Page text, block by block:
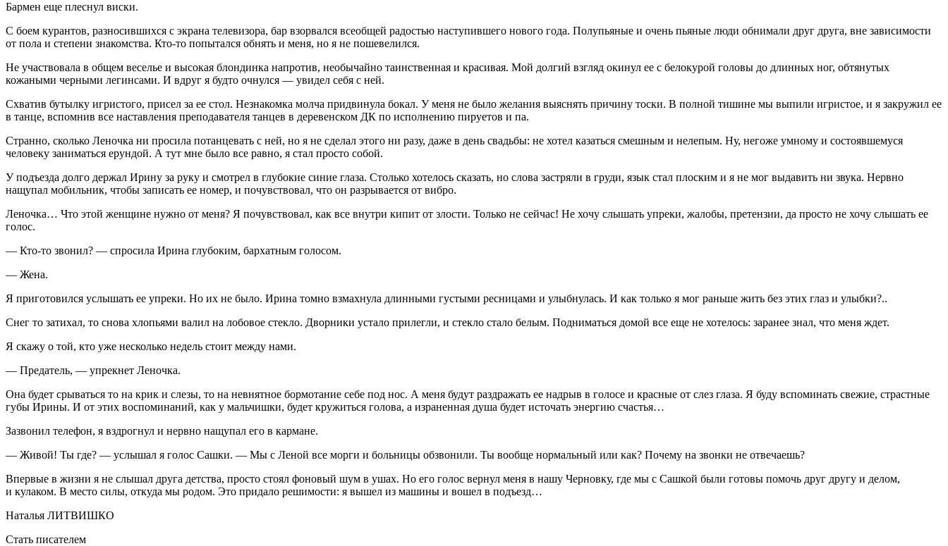
Бармен еще плеснул виски.
С боем курантов, разносившихся с экрана телевизора, бар взорвался всеобщей радостью наступившего нового года. Полупьяные и очень пьяные люди обнимали друг друга, вне зависимости
от пола и степени знакомства. Кто-то попытался обнять и меня, но я не пошевелился.
Не участвовала в общем веселье и высокая блондинка напротив, необычайно таинственная и красивая. Мой долгий взгляд окинул ее с белокурой головы до длинных ног, обтянутых
кожаными черными легинсами. И вдруг я будто очнулся — увидел себя с ней.
Схватив бутылку игристого, присел за ее стол. Незнакомка молча придвинула бокал. У меня не было желания выяснять причину тоски. В полной тишине мы выпили игристое, и я закружил ее
в танце, вспомнив все наставления преподавателя танцев в деревенском ДК по исполнению пируетов и па.
Странно, сколько Леночка ни просила потанцевать с ней, но я не сделал этого ни разу, даже в день свадьбы: не хотел казаться смешным и нелепым. Ну, негоже умному и состоявшемуся
человеку заниматься ерундой. А тут мне было все равно, я стал просто собой.
У подъезда долго держал Ирину за руку и смотрел в глубокие синие глаза. Столько хотелось сказать, но слова застряли в груди, язык стал плоским и я не мог выдавить ни звука. Нервно
нащупал мобильник, чтобы записать ее номер, и почувствовал, что он разрывается от вибро.
Леночка… Что этой женщине нужно от меня? Я почувствовал, как все внутри кипит от злости. Только не сейчас! Не хочу слышать упреки, жалобы, претензии, да просто не хочу слышать ее
голос.
— Кто-то звонил? — спросила Ирина глубоким, бархатным голосом.
— Жена.
Я приготовился услышать ее упреки. Но их не было. Ирина томно взмахнула длинными густыми ресницами и улыбнулась. И как только я мог раньше жить без этих глаз и улыбки?..
Снег то затихал, то снова хлопьями валил на лобовое стекло. Дворники устало прилегли, и стекло стало белым. Подниматься домой все еще не хотелось: заранее знал, что меня ждет.
Я скажу о той, кто уже несколько недель стоит между нами.
— Предатель, — упрекнет Леночка.
Она будет срываться то на крик и слезы, то на невнятное бормотание себе под нос. А меня будут раздражать ее надрыв в голосе и красные от слез глаза. Я буду вспоминать свежие, страстные
губы Ирины. И от этих воспоминаний, как у мальчишки, будет кружиться голова, а израненная душа будет источать энергию счастья…
Зазвонил телефон, я вздрогнул и нервно нащупал его в кармане.
— Живой! Ты где? — услышал я голос Сашки. — Мы с Леной все морги и больницы обзвонили. Ты вообще нормальный или как? Почему на звонки не отвечаешь?
Впервые в жизни я не слышал друга детства, просто стоял фоновый шум в ушах. Но его голос вернул меня в нашу Черновку, где мы с Сашкой были готовы помочь друг другу и делом,
и кулаком. В место силы, откуда мы родом. Это придало решимости: я вышел из машины и вошел в подъезд…
Наталья ЛИТВИШКО
Стать писателем